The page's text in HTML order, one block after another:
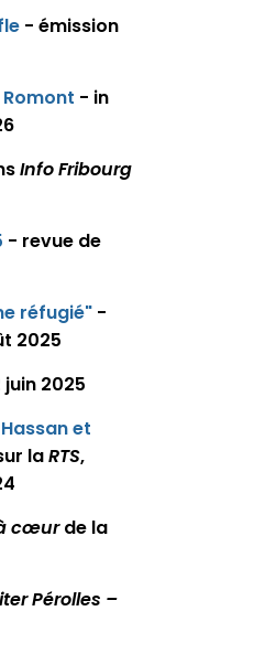
- émission
- in
Info Fribourg
- revue de
réfugié" -
2025
juin 2025
et
laRTS,
cœurde la
Pérolles –